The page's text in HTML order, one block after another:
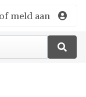
meld aan